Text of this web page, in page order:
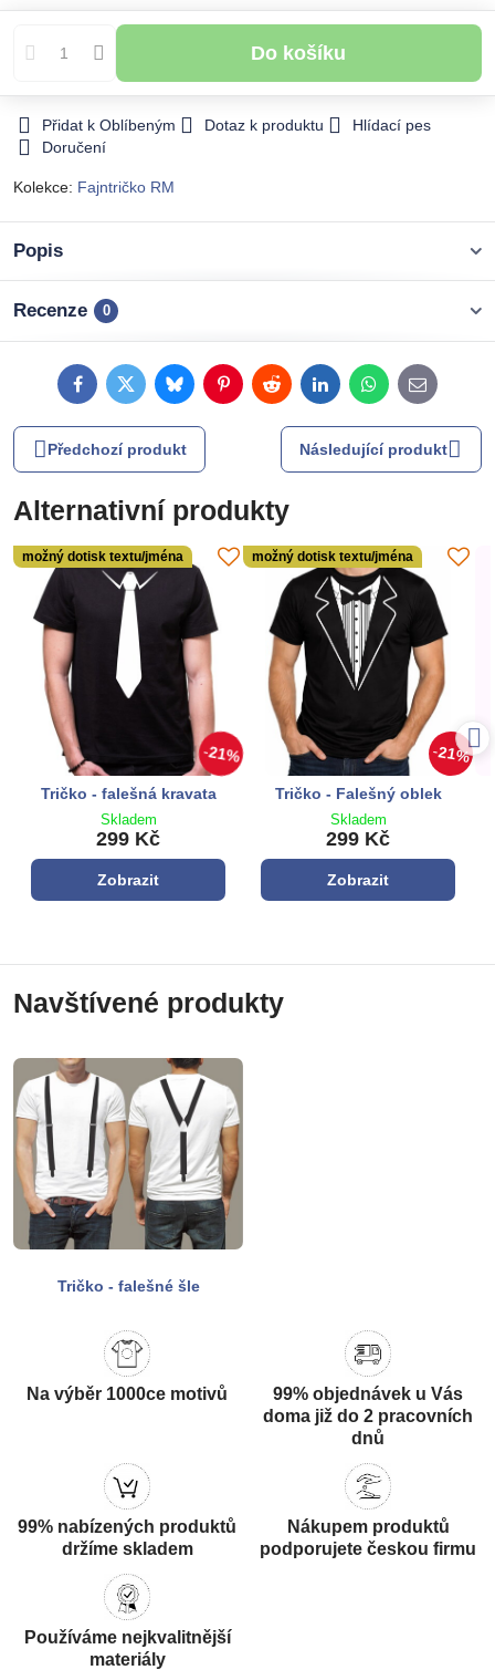
Do košíku
Přidat k Oblíbeným Dotaz k produktu
Hlídací pes
Doručení
Kolekce: Fajntričko RM
Popis
Recenze 0
FacebookTwitterBlueskyPinterestRedditLinkedInWhatsApp
E-
mail
Předchozí produkt Následující produkt
Alternativní produkty
21%
možný dotisk textu/jména
Tričko - falešná kravata
Skladem
299 Kč
Zobrazit
21%
možný dotisk textu/jména
Tričko - Falešný oblek
Skladem
299 Kč
Zobrazit
Navštívené produkty
Tričko - falešné šle
Na výběr 1000ce motivů
99% objednávek u Vás
doma již do 2 pracovních
dnů
99% nabízených produktů
držíme skladem
Nákupem produktů
podporujete českou firmu
Používáme nejkvalitnější
materiály